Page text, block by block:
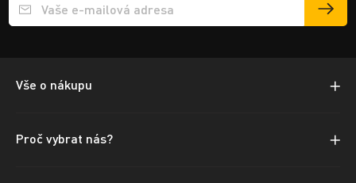
Přihlášení e-mailu k odběru
Vše o nákupu
Proč vybrat nás?